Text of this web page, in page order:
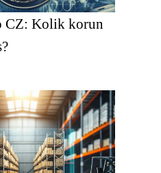
CZ: Kolik korun